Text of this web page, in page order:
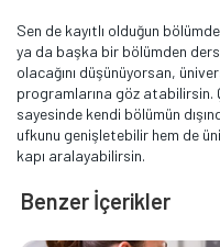
Sen de kayıtlı olduğun
ya da başka bir bölümden
olacağını düşünüyorsan,
programlarına göz atabilirsin.
sayesinde kendi bölümün
ufkunu genişletebilir hem de
kapı aralayabilirsin.
Benzer İçerikler